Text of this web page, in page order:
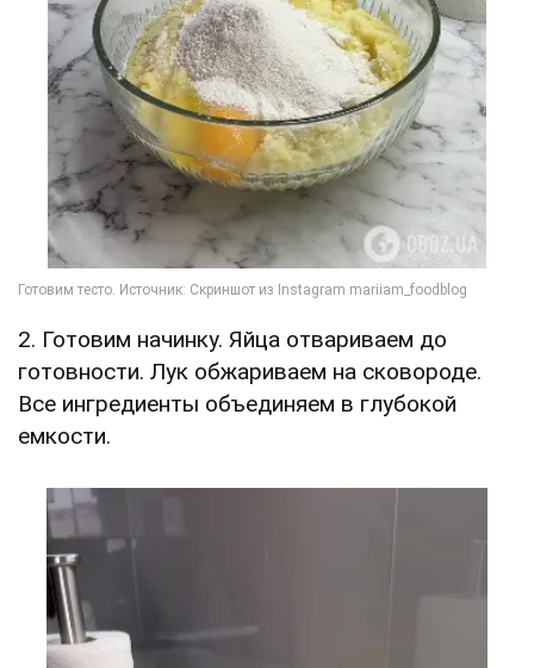
2. Готовим начинку. Яйца отвариваем до
готовности. Лук обжариваем на сковороде.
Все ингредиенты объединяем в глубокой
емкости.